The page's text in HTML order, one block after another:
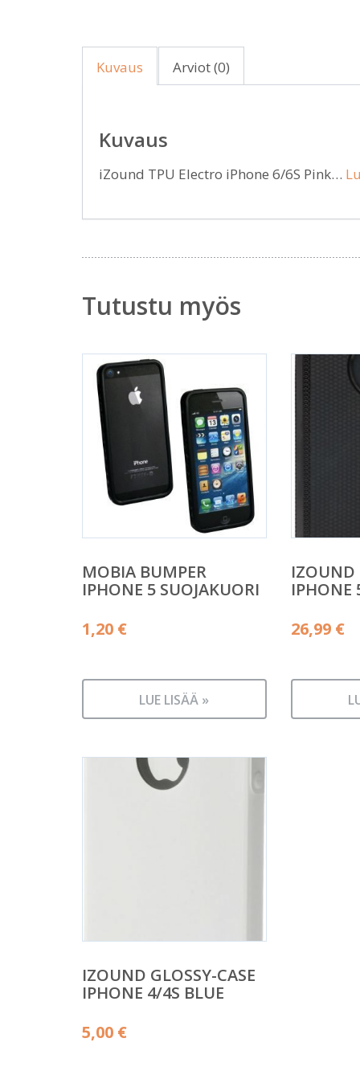
Kuvaus Arviot (0)
Kuvaus
iZound TPU Electro iPhone 6/6S Pink…
Tutustu myös
MOBIA BUMPER
IPHONE 5 SUOJAKUORI
1,20 €
LUE LISÄÄ »
IZOUND
IPHONE
26,99 €
IZOUND GLOSSY-CASE
IPHONE 4/4S BLUE
5,00 €